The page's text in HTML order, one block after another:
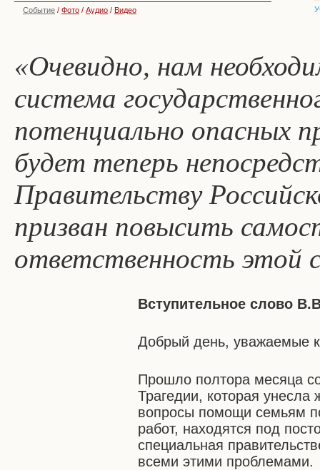
Событие / Фото / Аудио / Видео
«Очевидно, нам
система
потенциально опасных
будет теперь
Правительству
призван повысить
ответственность этой
Вступительное слово
Добрый день, уважаемые
Прошло полтора месяца
Трагедии, которая
вопросы помощи семьям
работ, находятся под
специальная
всеми этими проблемами.